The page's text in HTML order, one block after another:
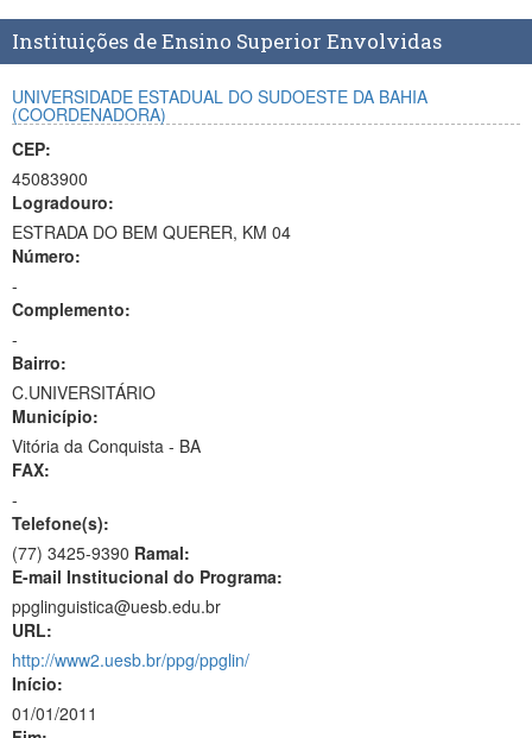
Instituições de Ensino Superior Envolvidas
UNIVERSIDADE ESTADUAL DO SUDOESTE DA BAHIA
(COORDENADORA)
CEP:
45083900
Logradouro:
ESTRADA DO BEM QUERER, KM 04
Número:
-
Complemento:
-
Bairro:
C.UNIVERSITÁRIO
Município:
Vitória da Conquista - BA
FAX:
-
Telefone(s):
(77) 3425-9390 Ramal:
E-mail Institucional do Programa:
ppglinguistica@uesb.edu.br
URL:
http://www2.uesb.br/ppg/ppglin/
Início:
01/01/2011